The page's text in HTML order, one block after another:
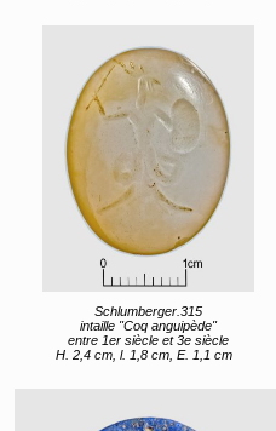
Schlumberger.315
intaille "Coq anguipède"
entre 1er siècle et 3e siècle
H. 2,4 cm, l. 1,8 cm, E. 1,1 cm